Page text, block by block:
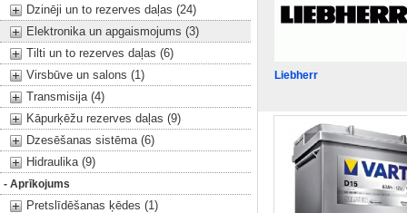
Dzinēji un to rezerves daļas (24)
Elektronika un apgaismojums (3)
Tilti un to rezerves daļas (6)
Virsbūve un salons (1)
Transmisija (4)
Kāpurķēžu rezerves daļas (9)
Dzesēšanas sistēma (6)
Hidraulika (9)
- Aprīkojums
Pretslīdēšanas ķēdes (1)
Liebherr